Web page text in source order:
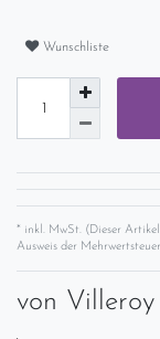
Wunschliste
* inkl. MwSt. (Dieser
Ausweis der
von